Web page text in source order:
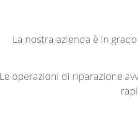
La nostra azienda è in
Le operazioni di riparazione